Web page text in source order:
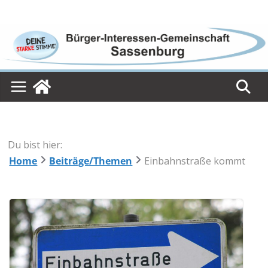
content
Du bist hier:
Home
Beiträge/Themen Einbahnstraße kommt